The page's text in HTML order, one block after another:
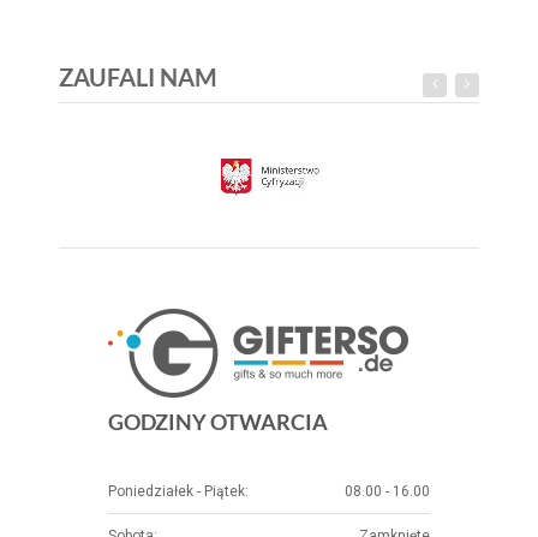
ZAUFALI NAM
GODZINY OTWARCIA
Poniedziałek - Piątek: 08.00 - 16.00